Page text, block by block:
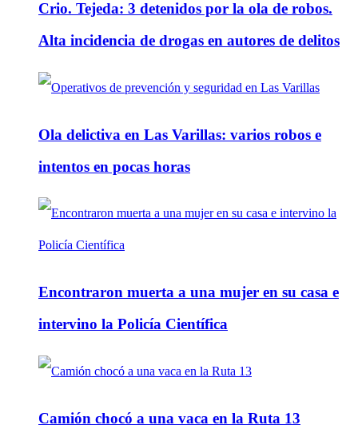
Crio. Tejeda: 3 detenidos por la ola de robos.
Alta incidencia de drogas en autores de delitos
Ola delictiva en Las Varillas: varios robos e
intentos en pocas horas
Encontraron muerta a una mujer en su casa e
intervino la Policía Científica
Camión chocó a una vaca en la Ruta 13